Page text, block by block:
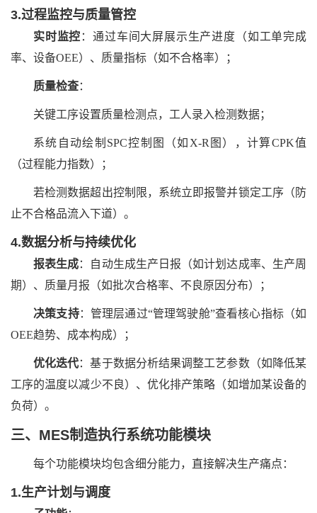
3.过程监控与质量管控
实时监控 ：通过车间大屏展示生产进度（如工单完成
率、设备OEE）、质量指标（如不合格率）；
质量检查：
关键工序设置质量检测点，工人录入检测数据；
系统自动绘制SPC控制图（如X-R图），计算CPK值
（过程能力指数）；
若检测数据超出控制限，系统立即报警并锁定工序（防
止不合格品流入下道）。
4.数据分析与持续优化
报表生成：自动生成生产日报（如计划达成率、生产周
期）、质量月报（如批次合格率、不良原因分布）；
决策支持：管理层通过“管理驾驶舱”查看核心指标（如
OEE趋势、成本构成）；
优化迭代：基于数据分析结果调整工艺参数（如降低某
工序的温度以减少不良）、优化排产策略（如增加某设备的
负荷）。
三、MES制造执行系统功能模块
每个功能模块均包含细分能力，直接解决生产痛点：
1.生产计划与调度